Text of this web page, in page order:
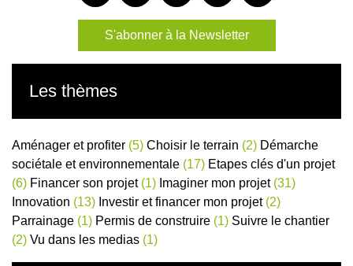
S'abonner à la Newsletter
Les thèmes
Aménager et profiter (5) Choisir le terrain (2) Démarche
sociétale et environnementale (17) Etapes clés d'un projet
(6) Financer son projet(1) Imaginer mon projet(31)
Innovation (13) Investir et financer mon projet(2)
Parrainage (1) Permis de construire (1) Suivre le chantier
(2) Vu dans les medias (1)